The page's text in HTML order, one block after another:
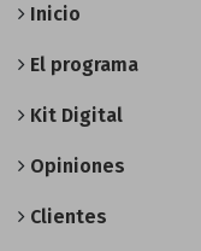
Inicio
El programa
Kit Digital
Opiniones
Clientes